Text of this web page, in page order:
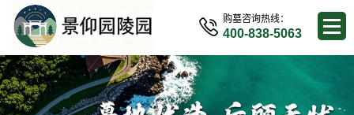
购墓咨询热线：
400-838-5063